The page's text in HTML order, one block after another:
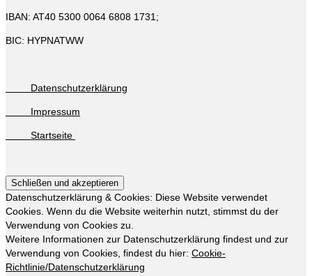
IBAN: AT40 5300 0064 6808 1731;
BIC: HYPNATWW
Datenschutzerklärung
Impressum
Startseite
Datenschutzerklärung & Cookies: Diese Website verwendet
Cookies. Wenn du die Website weiterhin nutzt, stimmst du der
Verwendung von Cookies zu.
Weitere Informationen zur Datenschutzerklärung findest und zur
Verwendung von Cookies, findest du hier: Cookie-
Richtlinie/Datenschutzerklärung